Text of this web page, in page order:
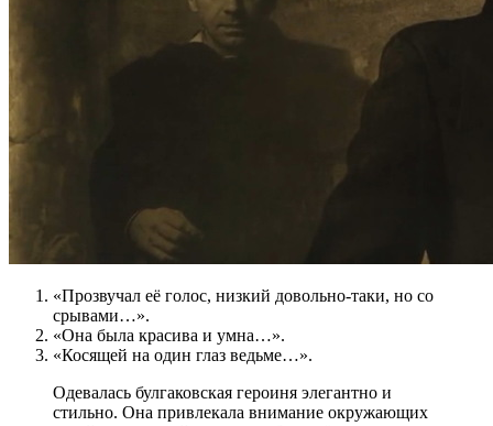
«Прозвучал её голос, низкий довольно-таки, но со
срывами…».
«Она была красива и умна…».
«Косящей на один глаз ведьме…».
Одевалась булгаковская героиня элегантно и
стильно. Она привлекала внимание окружающих